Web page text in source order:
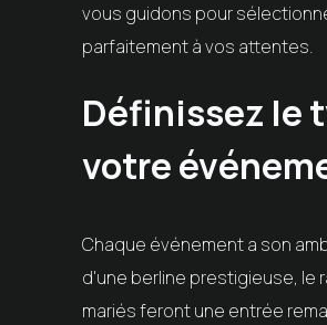
vous guidons pour
parfaitement à vos attentes.
Définissez le
votre
Chaque événement a son
d'une berline prestigieuse, le
mariés feront une entrée